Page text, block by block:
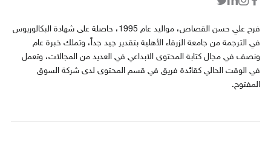
فرح علي حسن القصاص، مواليد عام 1995، حاصلة على شهادة البكالوريوس
في الترجمة من جامعة الزرقاء الأهلية بتقدير جيد جداً، وتملك خبرة عام
ونصف في مجال كتابة المحتوى الابداعي في العديد من المجالات، وتعمل
في الوقت الحالي كقائدة فريق في قسم المحتوى لدى شركة السوق
المفتوح.